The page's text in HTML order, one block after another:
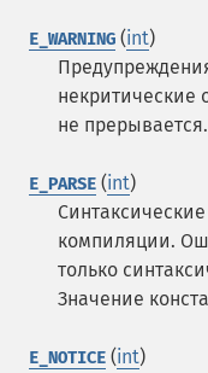
E_WARNING (int)
некритические
не прерывается.
E_PARSE (int)
компиляции.
только
Значение
E_NOTICE (int)